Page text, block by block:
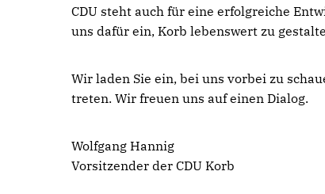
CDU steht auch für eine erfolgreiche
uns dafür ein, Korb lebenswert zu
Wir laden Sie ein, bei uns vorbei zu
treten. Wir freuen uns auf einen Dialog.
Wolfgang Hannig
Vorsitzender der CDU Korb